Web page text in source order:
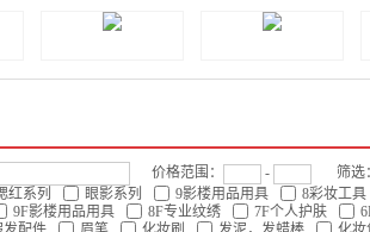
CQ专业产品品牌
色彩沙龙专业彩妆品
牌
价格范围： -
筛选：
红系列 眼影系列 9影楼用品用具 8彩妆工具
9F影楼用品用具 8F专业纹绣 7F个人护肤